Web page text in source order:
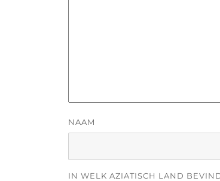
NAAM
IN WELK AZIATISCH LAND